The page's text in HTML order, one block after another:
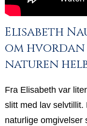
Elisabeth
om
naturen
Fra Elisabeth var
slitt med lav
naturlige omgivelser